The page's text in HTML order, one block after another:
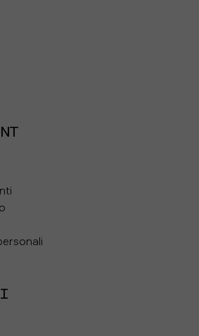
circonferenza della vita in
più stretto dell'addome (di
punto in cui si forma
in corrispondenza del
dei fianchi, tenendo il
al pavimento.
misura dalla parte alta
alla fine della gamba.